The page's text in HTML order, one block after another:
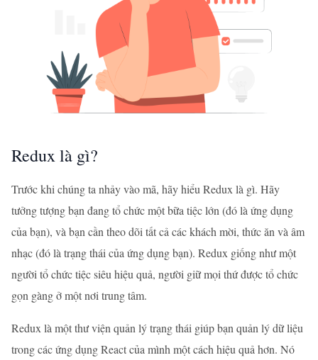
Redux là gì?
Trước khi chúng ta nhảy vào mã, hãy hiểu Redux là gì. Hãy
tưởng tượng bạn đang tổ chức một bữa tiệc lớn (đó là ứng dụng
của bạn), và bạn cần theo dõi tất cả các khách mời, thức ăn và âm
nhạc (đó là trạng thái của ứng dụng bạn). Redux giống như một
người tổ chức tiệc siêu hiệu quả, người giữ mọi thứ được tổ chức
gọn gàng ở một nơi trung tâm.
Redux là một thư viện quản lý trạng thái giúp bạn quản lý dữ liệu
trong các ứng dụng React của mình một cách hiệu quả hơn. Nó